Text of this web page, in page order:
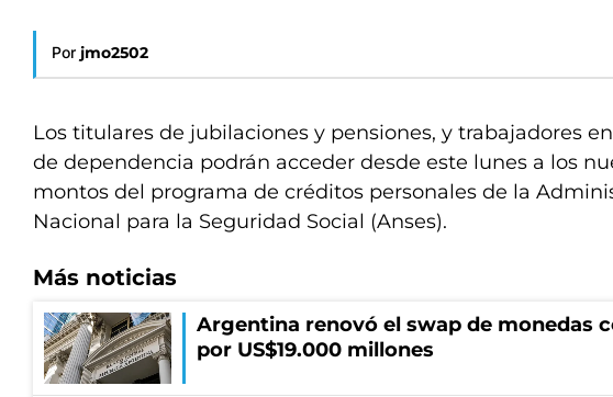
Por jmo2502
Los titulares de jubilaciones y pensiones, y trabajadores
de dependencia podrán acceder desde este lunes a los
montos del programa de créditos personales de la
Nacional para la Seguridad Social (Anses).
Más noticias
Argentina renovó el swap de monedas
por US$19.000 millones